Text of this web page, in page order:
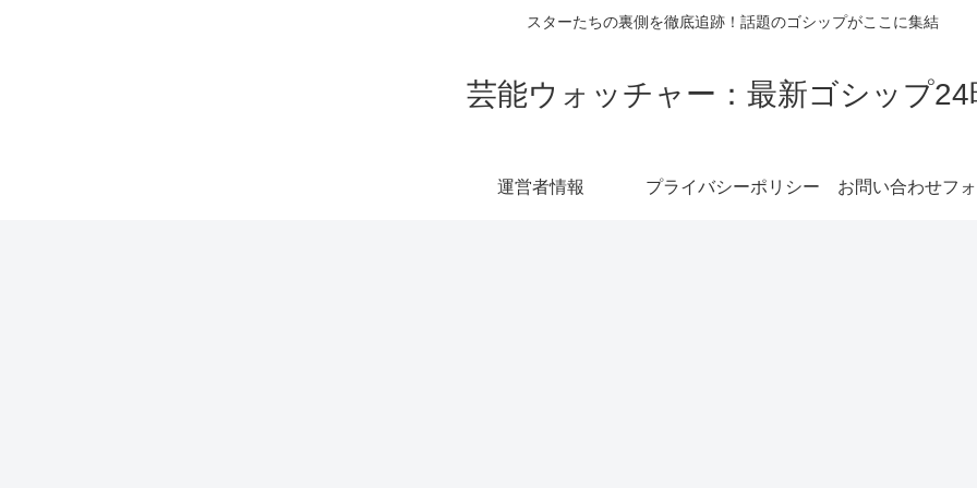
スターたちの裏側を徹底追跡！話題のゴシップがここに集結
芸能ウォッチャー：最新ゴシップ24
運営者情報 プライバシーポリシー お問い合わせフ